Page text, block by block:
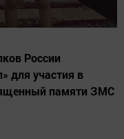
России
для участия в
памяти ЗМС